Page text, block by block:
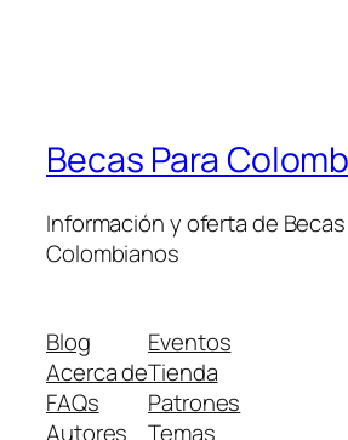
Becas Para
Información y oferta de Becas
Colombianos
Blog
Acerca de
FAQs
Autores
Eventos
Tienda
Patrones
Temas